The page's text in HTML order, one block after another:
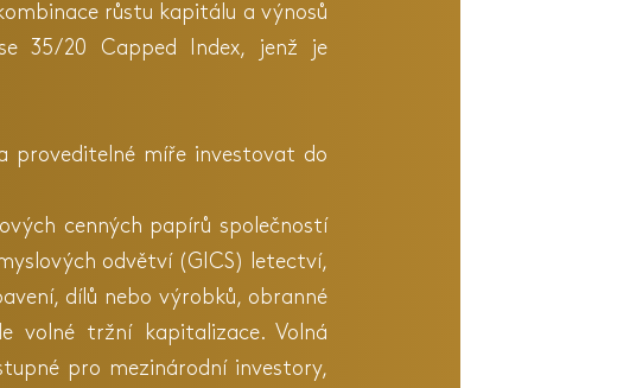
růstu kapitálu a výnosů
35/20 Capped Index, jenž je
proveditelné míře investovat do
cenných papírů společností
odvětví (GICS) letectví,
dílů nebo výrobků, obranné
volné tržní kapitalizace. Volná
pro mezinárodní investory,